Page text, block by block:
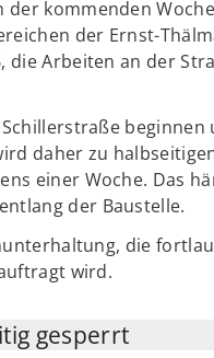
kommenden
der Ernst-
die Arbeiten an der
beginnen
daher zu
einer Woche. Das
der Baustelle.
die
wird.
gesperrt